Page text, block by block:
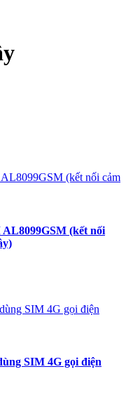
(kết nối
SIM 4G gọi điện